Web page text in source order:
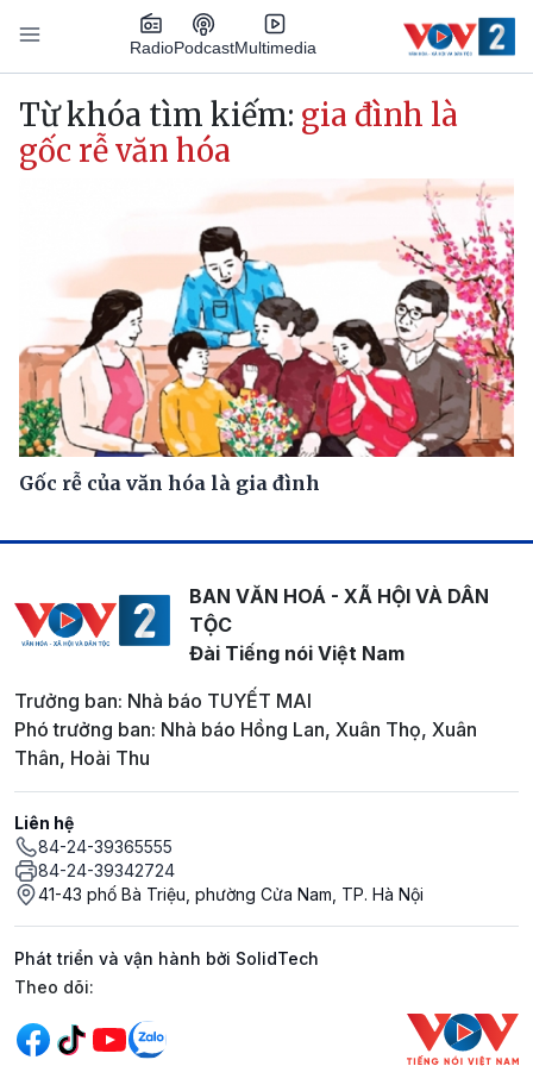
Nhảy đến nội dung
RadioPodcastMultimedia
Main navigation
Từ khóa tìm kiếm: gia đình là
gốc rễ văn hóa
Gốc rễ của văn hóa là gia đình
BAN VĂN HOÁ - XÃ HỘI VÀ DÂN
TỘC
Đài Tiếng nói Việt Nam
Trưởng ban: Nhà báo TUYẾT MAI
Phó trưởng ban: Nhà báo Hồng Lan, Xuân Thọ, Xuân
Thân, Hoài Thu
Liên hệ
84-24-39365555
84-24-39342724
41-43 phố Bà Triệu, phường Cửa Nam, TP. Hà Nội
Phát triển và vận hành bởi SolidTech
Mạng xã hội
Theo dõi: